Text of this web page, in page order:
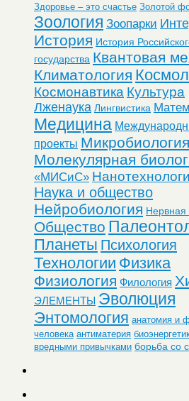
Здоровье – это счастье Золотой
Зоология Зоопарки
История История
государства Квантовая
Климатология
Космонавтика Культура
Лженаука Лингвистика
Медицина
проекты Микробиология
Молекулярная
«МИСиС»
Наука и общество
Нейробиология Нервная
Общество
Планеты Психология
Технологии Физика
Физиология Филология
ЭЛЕМЕНТЫ Эволюция
Энтомология анатомия и
человека антиматерия
вредными привычками борьба со